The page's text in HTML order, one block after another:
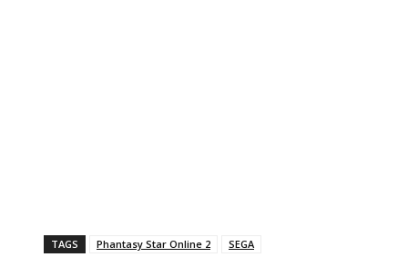
TAGS Phantasy Star Online 2 SEGA